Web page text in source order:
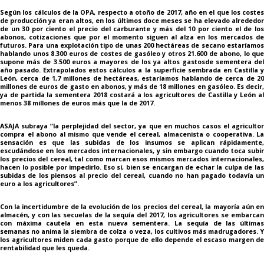
Según los cálculos de la OPA, respecto a otoño de 2017, año en el que los costes
de producción ya eran altos, en los últimos doce meses se ha elevado alrededor
de un 30 por ciento el precio del carburante y más del 10 por ciento el de los
abonos, cotizaciones que por el momento siguen al alza en los mercados de
futuros. Para una explotación tipo de unas 200 hectáreas de secano estaríamos
hablando unos 8.300 euros de costes de gasóleo y otros 21.600 de abono, lo que
supone más de 3.500 euros a mayores de los ya altos gastosde sementera del
año pasado. Extrapolados estos cálculos a la superficie sembrada en Castilla y
León, cerca de 1,7 millones de hectáreas, estaríamos hablando de cerca de 20
millones de euros de gasto en abonos, y más de 18 millones en gasóleo. Es decir,
ya de partida la sementera 2018 costará a los agricultores de Castilla y León al
menos 38 millones de euros más que la de 2017.
ASAJA subraya “la perplejidad del sector, ya que en muchos casos el agricultor
compra el abono al mismo que vende el cereal, almacenista o cooperativa. La
sensación es que las subidas de los insumos se aplican rápidamente,
escudándose en los mercados internacionales, y sin embargo cuando toca subir
los precios del cereal, tal como marcan esos mismos mercados internacionales,
hacen lo posible por impedirlo. Eso sí, bien se encargan de echar la culpa de las
subidas de los piensos al precio del cereal, cuando no han pagado todavía un
euro a los agricultores”.
Con la incertidumbre de la evolución de los precios del cereal, la mayoría aún en
almacén, y con las secuelas de la sequía del 2017, los agricultores se embarcan
con máxima cautela en esta nueva sementera. La sequía de las últimas
semanas no anima la siembra de colza o veza, los cultivos más madrugadores. Y
los agricultores miden cada gasto porque de ello depende el escaso margen de
rentabilidad que les queda.